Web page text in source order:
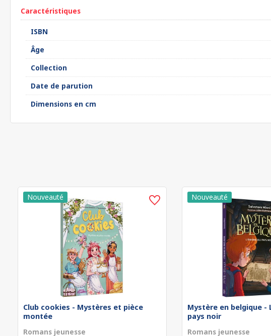
Caractéristiques
ISBN
Âge
Collection
Date de parution
Dimensions en cm
Club cookies - Mystères et pièce
montée
Romans jeunesse
Mystère en belgique -
pays noir
Romans jeunesse